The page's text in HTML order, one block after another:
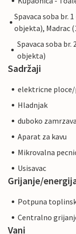
Spavaca soba br.
objekta), Madrac
Spavaca soba
objekta)
Sadržaji
elektricne ploce/
Hladnjak
duboko
Aparat za kavu
Mikrovalna
Usisavac
Grijanje/
Potpuna
Centralno
Vani